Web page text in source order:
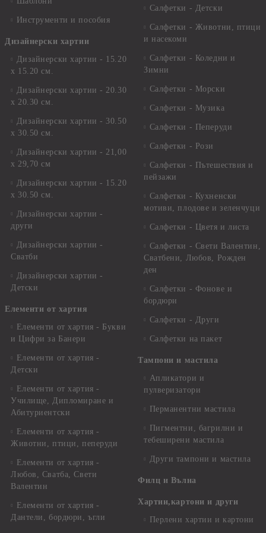
Инструменти и пособия
Дизайнерски хартии
Дизайнерски хартии - 15.20
х 15.20 см.
Дизайнерски хартии - 20.30
х 20.30 см.
Дизайнерски хартии - 30.50
х 30.50 см.
Дизайнерски хартии - 21,00
х 29,70 см
Дизайнерски хартии - 15.20
x 30.50 см.
Дизайнерски хартии -
други
Дизайнерски хартии -
Сватби
Дизайнерски хартии -
Детски
Елементи от хартия
Елементи от хартия - Букви
и Цифри за Банери
Елементи от хартия -
Детски
Елементи от хартия -
Училище, Дипломиране и
Абитуриентски
Елементи от хартия -
Животни, птици, пеперуди
Елементи от хартия -
Любов, Сватба, Свети
Валентин
Елементи от хартия -
Дантели, бордюри, ъгли
Салфетки - Детски
Салфетки - Животни, птици
и насекоми
Салфетки - Коледни и
Зимни
Салфетки - Морски
Салфетки - Музика
Салфетки - Пеперуди
Салфетки - Рози
Салфетки - Пътешествия и
пейзажи
Салфетки - Кухненски
мотиви, плодове и зеленчуци
Салфетки - Цветя и листа
Салфетки - Свети Валентин,
Сватбени, Любов, Рожден
ден
Салфетки - Фонове и
бордюри
Салфетки - Други
Салфетки на пакет
Тампони и мастила
Апликатори и
пулверизатори
Перманентни мастила
Пигментни, багрилни и
тебеширени мастила
Други тампони и мастила
Филц и Вълна
Хартии,картони и други
Перлени хартии и картони